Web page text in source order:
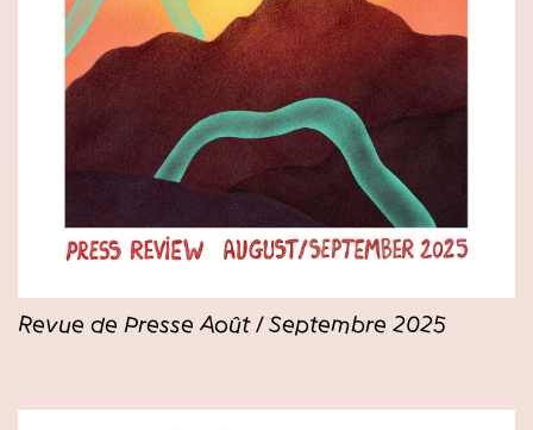
Revue de Presse Août / Septembre 2025